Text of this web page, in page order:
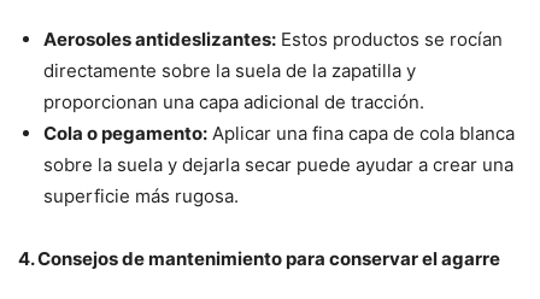
Aerosoles antideslizantes: Estos productos se rocían
directamente sobre la suela de la zapatilla y
proporcionan una capa adicional de tracción.
Cola o pegamento: Aplicar una fina capa de cola blanca
sobre la suela y dejarla secar puede ayudar a crear una
superficie más rugosa.
4. Consejos de mantenimiento para conservar el agarre